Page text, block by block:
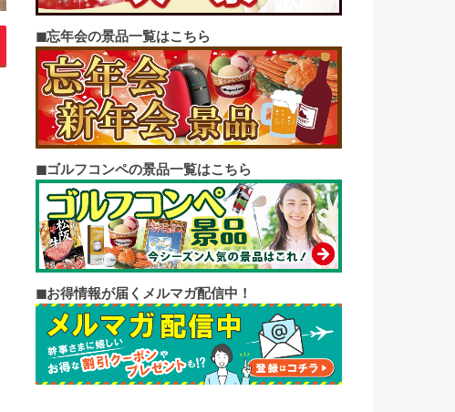
◼︎忘年会の景品一覧はこちら
◼︎ゴルフコンペの景品一覧はこちら
◼︎お得情報が届くメルマガ配信中！